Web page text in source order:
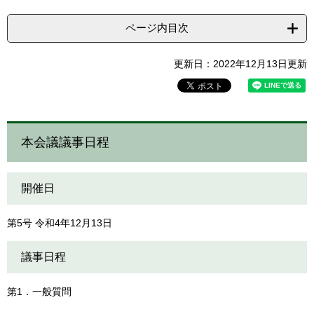
ページ内目次
更新日：2022年12月13日更新
本会議議事日程
開催日
第5号 令和4年12月13日
議事日程
第1．一般質問